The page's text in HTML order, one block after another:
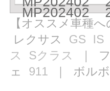
MP202402
【オススメ車種
レクサス GS IS
ス
Sクラス ｜
ェ 911 ｜ ボルボ